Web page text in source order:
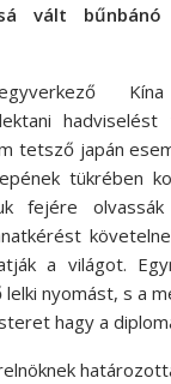
vált
hadviselést
tetsző japán
tükrében
fejére olvassák
a világot.
nyomást, s a
hagy a